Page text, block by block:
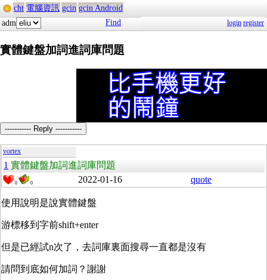
cht 電腦資訊 gcin gcin Android
adm
Find login register
實體鍵盤加詞進詞庫問題
----------- Reply -----------
vortex
1 實體鍵盤加詞進詞庫問題
0 0 2022-01-16 quote
使用說明是說實體鍵盤
游標移到字前shift+enter
但是已經試n次了，去詞庫裏面搜尋一直都是沒有
請問到底如何加詞？謝謝